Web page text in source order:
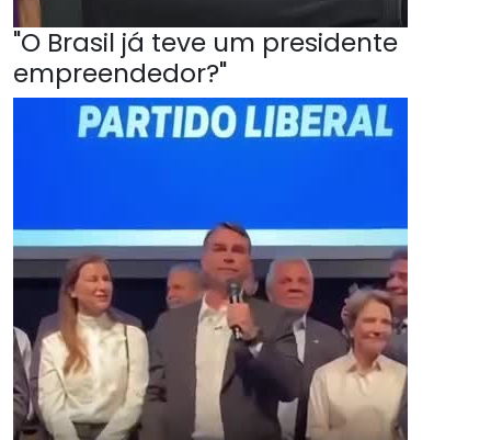
"O Brasil já teve um presidente
empreendedor?"